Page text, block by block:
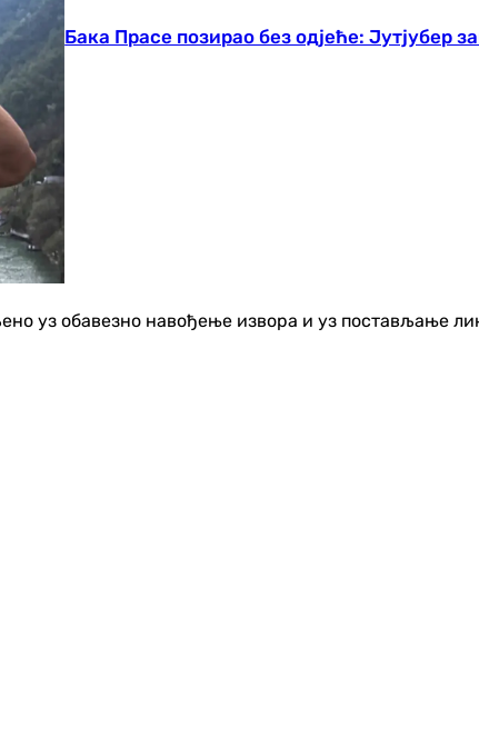
Бака Прасе позирао без одјеће: Јутјубер
уз обавезно навођење извора и уз постављање